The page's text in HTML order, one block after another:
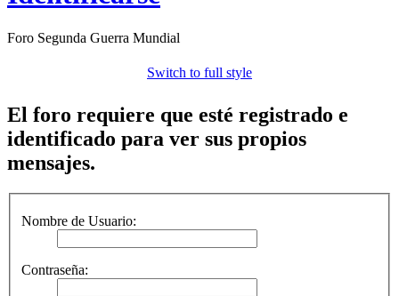
Foro Segunda Guerra Mundial
Switch to full style
El foro requiere que esté registrado e
identificado para ver sus propios
mensajes.
Nombre de Usuario:
Contraseña: